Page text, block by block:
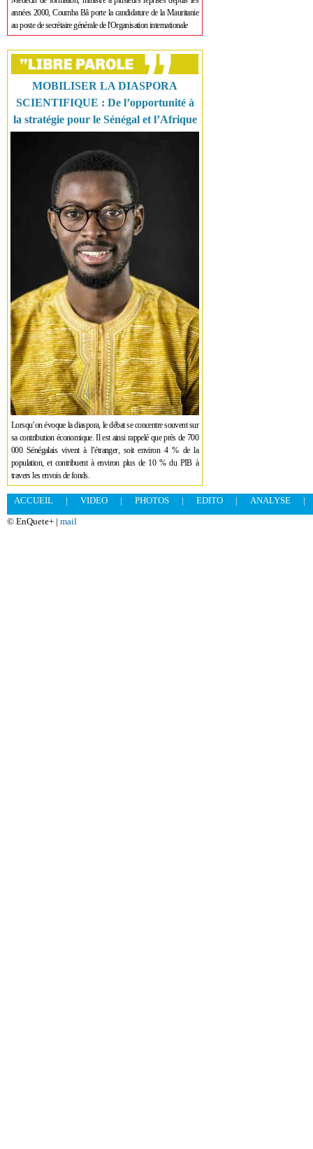
années 2000, Coumba Bâ porte la candidature de la Mauritanie
au poste de secrétaire générale de l'Organisation internationale
MOBILISER LA DIASPORA
SCIENTIFIQUE : De l’opportunité à
la stratégie pour le Sénégal et l’Afrique
Lorsqu’on évoque la diaspora, le débat se concentre souvent sur
sa contribution économique. Il est ainsi rappelé que près de 700
000 Sénégalais vivent à l’étranger, soit environ 4 % de la
population, et contribuent à environ plus de 10 % du PIB à
travers les envois de fonds.
ACCUEIL | VIDEO | PHOTOS | EDITO | ANALYSE
|
© EnQuete+ | mail